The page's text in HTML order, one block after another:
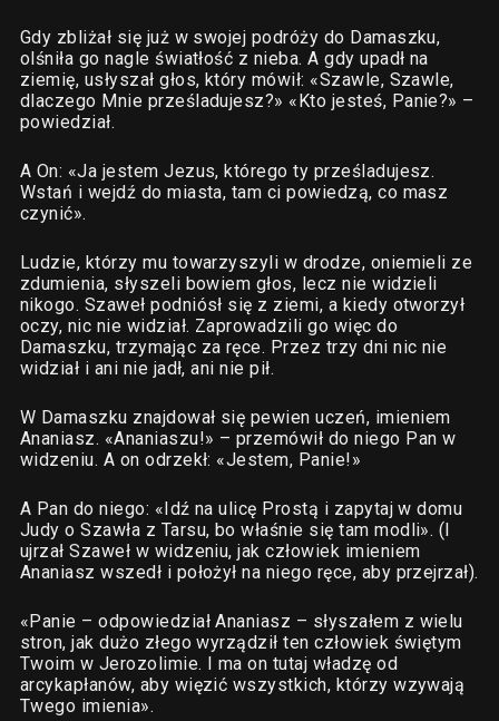
Gdy zbliżał się już w swojej podróży do Damaszku,
olśniła go nagle światłość z nieba. A gdy upadł na
ziemię, usłyszał głos, który mówił: «Szawle, Szawle,
dlaczego Mnie prześladujesz?» «Kto jesteś, Panie?» –
powiedział.
A On: «Ja jestem Jezus, którego ty prześladujesz.
Wstań i wejdź do miasta, tam ci powiedzą, co masz
czynić».
Ludzie, którzy mu towarzyszyli w drodze, oniemieli ze
zdumienia, słyszeli bowiem głos, lecz nie widzieli
nikogo. Szaweł podniósł się z ziemi, a kiedy otworzył
oczy, nic nie widział. Zaprowadzili go więc do
Damaszku, trzymając za ręce. Przez trzy dni nic nie
widział i ani nie jadł, ani nie pił.
W Damaszku znajdował się pewien uczeń, imieniem
Ananiasz. «Ananiaszu!» – przemówił do niego Pan w
widzeniu. A on odrzekł: «Jestem, Panie!»
A Pan do niego: «Idź na ulicę Prostą i zapytaj w domu
Judy o Szawła z Tarsu, bo właśnie się tam modli». (I
ujrzał Szaweł w widzeniu, jak człowiek imieniem
Ananiasz wszedł i położył na niego ręce, aby przejrzał).
«Panie – odpowiedział Ananiasz – słyszałem z wielu
stron, jak dużo złego wyrządził ten człowiek świętym
Twoim w Jerozolimie. I ma on tutaj władzę od
arcykapłanów, aby więzić wszystkich, którzy wzywają
Twego imienia».